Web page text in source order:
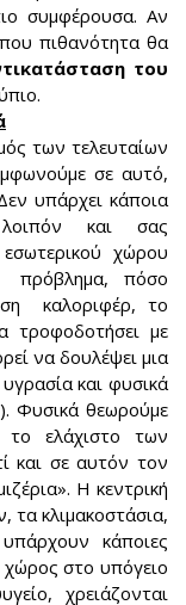
συμφέρουσα. Αν
πιθανότητα θα
του
των τελευταίων
σε αυτό,
υπάρχει κάποια
λοιπόν και σας
χώρου
πρόβλημα, πόσο
καλοριφέρ, το
τροφοδοτήσει με
να δουλέψει μια
και φυσικά
Φυσικά θεωρούμε
το ελάχιστο των
και σε αυτόν τον
Η κεντρική
τα κλιμακοστάσια,
κάποιες
χώρος στο υπόγειο
χρειάζονται